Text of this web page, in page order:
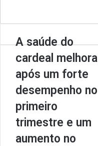
A saúde do
cardeal melhora
após um forte
desempenho no
primeiro
trimestre e um
aumento no